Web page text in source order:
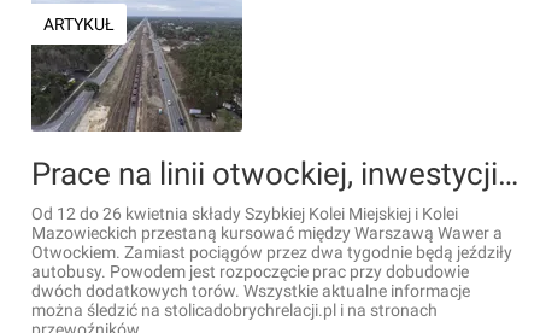
ARTYKUŁ
Prace na linii otwockiej, inwestycji za 1,7 mld zł netto, nabierają tempa. Szykują się zmiany w komunikacji [ZDJĘCIA]
Od 12 do 26 kwietnia składy Szybkiej Kolei Miejskiej i Kolei
Mazowieckich przestaną kursować między Warszawą Wawer a
Otwockiem. Zamiast pociągów przez dwa tygodnie będą jeździły
autobusy. Powodem jest rozpoczęcie prac przy dobudowie
dwóch dodatkowych torów. Wszystkie aktualne informacje
można śledzić na stolicadobrychrelacji.pl i na stronach